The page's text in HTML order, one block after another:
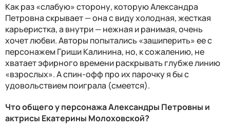
Как раз «слабую» сторону, которую Александра
Петровна скрывает — она с виду холодная, жесткая
карьеристка, а внутри — нежная и ранимая, очень
хочет любви. Авторы попытались «зашиперить» ее с
персонажем Гриши Калинина, но, к сожалению, не
хватает эфирного времени раскрывать глубже линию
«взрослых». А спин-офф про их парочку я бы с
удовольствием поиграла (смеется).
Что общего у персонажа Александры Петровны и
актрисы Екатерины Молоховской?